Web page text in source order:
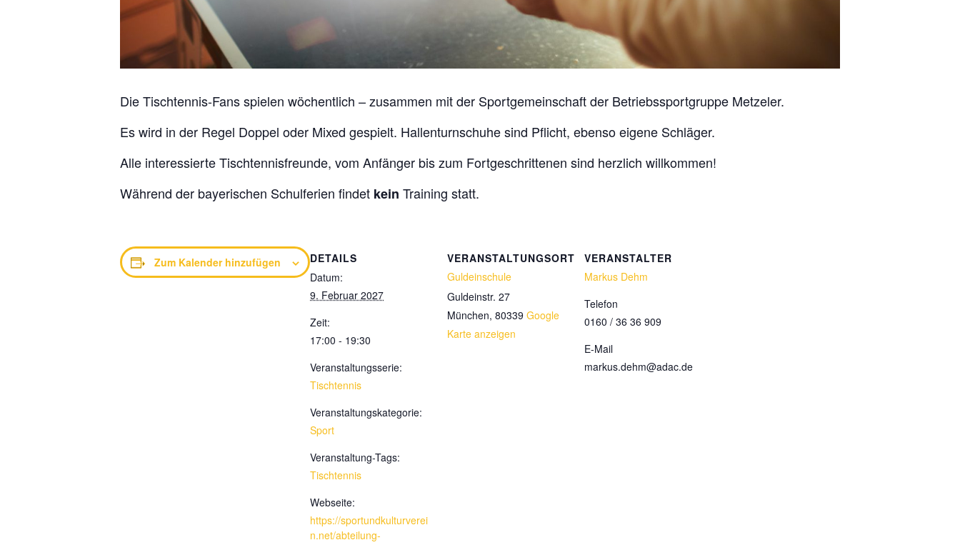
Die Tischtennis-Fans spielen wöchentlich – zusammen mit der Sportgemeinschaft der Betriebssportgruppe Metzeler.
Es wird in der Regel Doppel oder Mixed gespielt. Hallenturnschuhe sind Pflicht, ebenso eigene Schläger.
Alle interessierte Tischtennisfreunde, vom Anfänger bis zum Fortgeschrittenen sind herzlich willkommen!
Während der bayerischen Schulferien findet kein Training statt.
Zum Kalender hinzufügen
DETAILS
Datum:
9. Februar 2027
Zeit:
17:00 - 19:30
Veranstaltungsserie:
Tischtennis
Veranstaltungskategorie:
Sport
Veranstaltung-Tags:
Tischtennis
Webseite:
https://sportundkulturverei
n.net/abteilung-
VERANSTALTUNGSORT
Guldeinschule
Guldeinstr. 27
München, 80339 Google
Karte anzeigen
VERANSTALTER
Markus Dehm
Telefon
0160 / 36 36 909
E-Mail
markus.dehm@adac.de